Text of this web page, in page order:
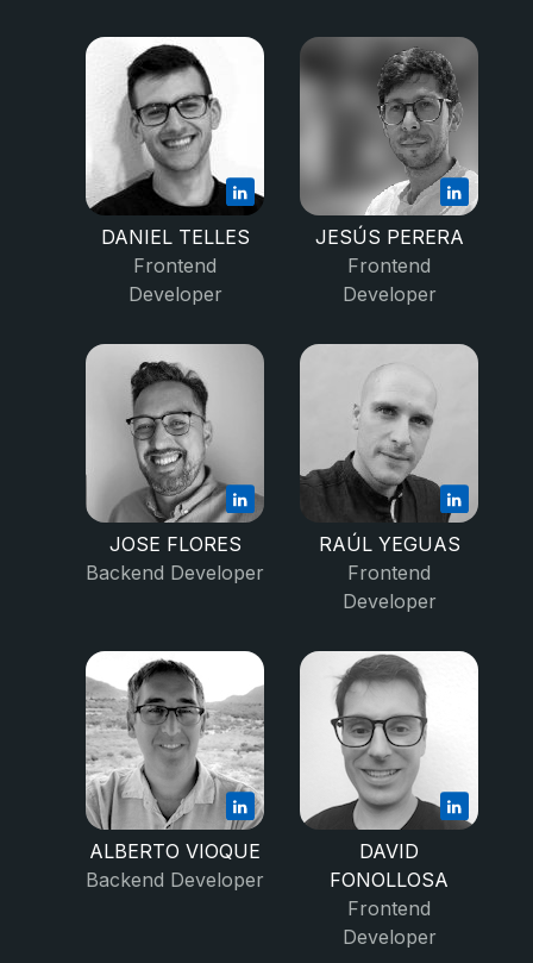
DANIEL TELLES
Frontend
Developer
JESÚS PERERA
Frontend
Developer
JOSE FLORES
Backend Developer
RAÚL YEGUAS
Frontend
Developer
ALBERTO VIOQUE
Backend Developer
DAVID
FONOLLOSA
Frontend
Developer